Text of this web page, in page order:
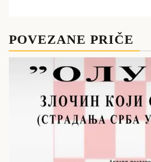
POVEZANE PRIČE